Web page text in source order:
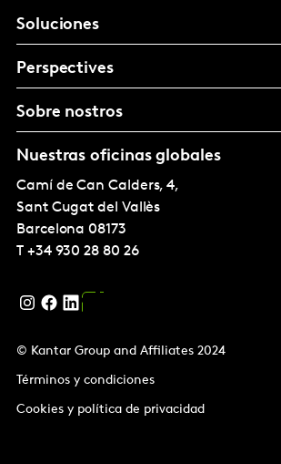
Soluciones
Perspectives
Sobre nostros
Nuestras oficinas globales
Camí de Can Calders, 4,
Sant Cugat del Vallès
Barcelona 08173
T +34 930 28 80 26
© Kantar Group and Affiliates 2024
Términos y condiciones
Cookies y política de privacidad